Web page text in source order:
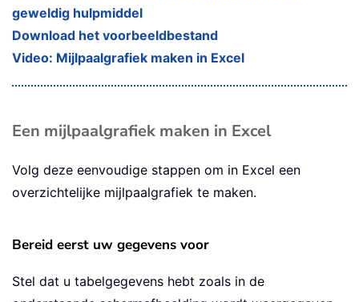
geweldig hulpmiddel
Download het voorbeeldbestand
Video: Mijlpaalgrafiek maken in Excel
Een mijlpaalgrafiek maken in Excel
Volg deze eenvoudige stappen om in Excel een
overzichtelijke mijlpaalgrafiek te maken.
Bereid eerst uw gegevens voor
Stel dat u tabelgegevens hebt zoals in de